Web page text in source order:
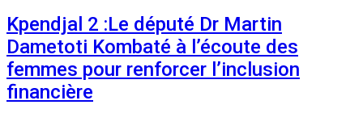
Kpendjal 2 :Le député Dr Martin
Dametoti Kombaté à l’écoute des
femmes pour renforcer l’inclusion
financière